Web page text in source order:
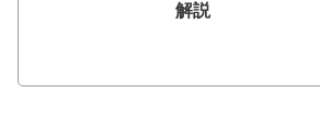
解説